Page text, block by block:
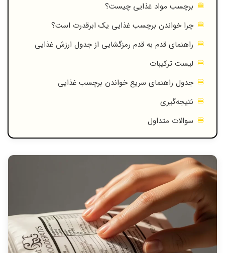
برچسب مواد غذایی چیست؟
چرا خواندن برچسب غذایی یک ابرقدرت است؟
راهنمای قدم به قدم رمزگشایی از جدول ارزش غذایی
لیست ترکیبات
جدول راهنمای سریع خواندن برچسب غذایی
نتیجه‌گیری
سوالات متداول